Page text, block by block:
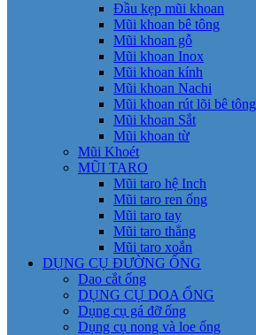
Đầu kẹp mũi khoan
Mũi khoan bê tông
Mũi khoan gỗ
Mũi khoan Inox
Mũi khoan kính
Mũi khoan Nachi
Mũi khoan rút lõi bê tông
Mũi khoan Sắt
Mũi khoan từ
Mũi Khoét
MŨI TARO
Mũi taro hệ Inch
Mũi taro ren ống
Mũi taro tay
Mũi taro thẳng
Mũi taro xoắn
DỤNG CỤ ĐƯỜNG ỐNG
Dao cắt ống
DỤNG CỤ DOA ỐNG
Dụng cụ gá đỡ ống
Dụng cụ nong và loe ống